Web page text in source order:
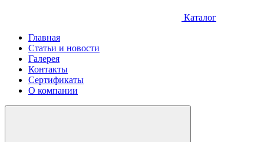
Каталог
Главная
Статьи и новости
Галерея
Контакты
Сертификаты
О компании